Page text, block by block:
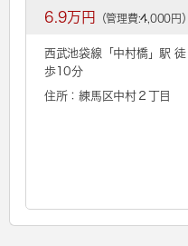
6.9万円 （管理費:4,000円）
西武池袋線「 中村橋」駅 徒
歩10分
住所：練馬区中村２丁目